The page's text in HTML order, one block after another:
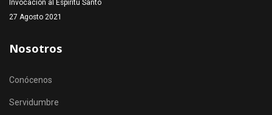
Invocación al Espíritu Santo
27 Agosto 2021
Nosotros
Conócenos
Servidumbre